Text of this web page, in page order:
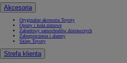
Akcesoria
Oryginalne akcesoria Toyoty
Opony i koła zimowe
Zabudowy samochodów dostawczych
Zabezpieczenia i alarmy
Sklep Toyoty
Strefa klienta